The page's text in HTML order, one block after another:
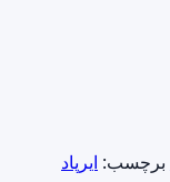
برچسب: ایرپاد